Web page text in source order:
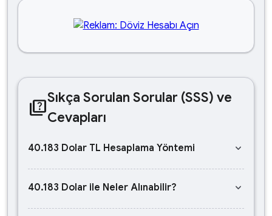
quizSıkça Sorulan Sorular (SSS) ve
Cevapları
40.183 Dolar TL Hesaplama Yöntemi keyboard_arrow_down
40.183 Dolar ile Neler Alınabilir? keyboard_arrow_down